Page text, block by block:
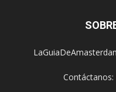
Contáctanos: